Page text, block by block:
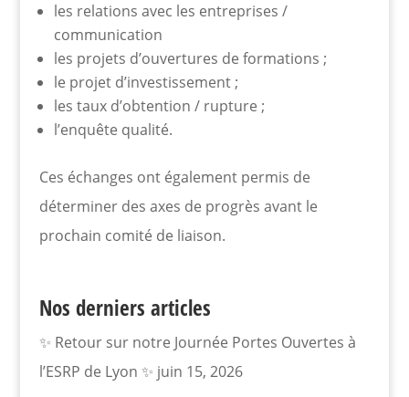
les relations avec les entreprises /
communication
les projets d’ouvertures de formations ;
le projet d’investissement ;
les taux d’obtention / rupture ;
l’enquête qualité.
Ces échanges ont également permis de
déterminer des axes de progrès avant le
prochain comité de liaison.
Nos derniers articles
✨ Retour sur notre Journée Portes Ouvertes à
l’ESRP de Lyon ✨ juin 15, 2026